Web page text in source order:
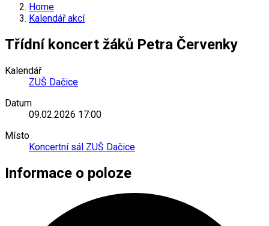
Home
Kalendář akcí
Třídní koncert žáků Petra Červenky
Kalendář
ZUŠ Dačice
Datum
09.02.2026 17:00
Místo
Koncertní sál ZUŠ Dačice
Informace o poloze